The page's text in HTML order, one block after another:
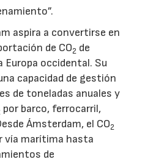
aspira a convertirse en
de CO2 de
Europa occidental. Su
capacidad de gestión
de toneladas anuales y
por barco, ferrocarril,
Ámsterdam, el CO2
vía marítima hasta
de